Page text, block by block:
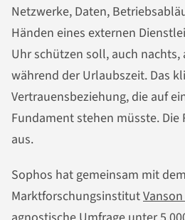
Netzwerke, Daten,
Händen eines externen
Uhr schützen soll, auch nachts,
während der Urlaubszeit. Das
Vertrauensbeziehung, die auf
Fundament stehen müsste. Die
aus.
Sophos hat gemeinsam mit
Marktforschungsinstitut